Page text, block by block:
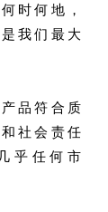
时何地，
我们最大
品符合质
社会责任
乎任何市